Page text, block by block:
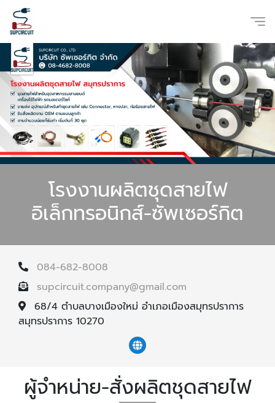
โรงงานผลิตชุดสายไฟ
อิเล็กทรอนิกส์-ซัพเซอร์กิต
084-682-8008
supcircuit.company@gmail.com
68/4 ตำบลบางเมืองใหม่ อำเภอเมืองสมุทรปราการ
สมุทรปราการ 10270
ผู้จำหน่าย-สั่งผลิตชุดสายไฟ